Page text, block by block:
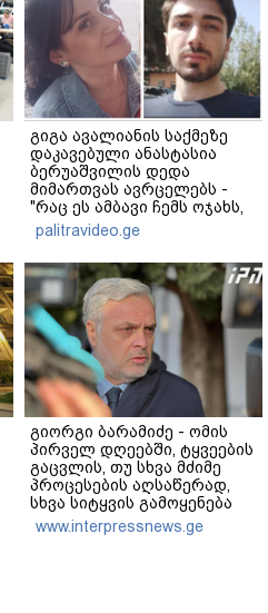
გიგა ავალიანის საქმეზე
დაკავებული ანასტასია
ბერუაშვილის დედა
მიმართვას ავრცელებს -
"რაც ეს ამბავი ჩემს ოჯახს,
ჩემს ანასტასიას გადახდა
თავს, მის მერე მე მე არ
ვარ"
palitravideo.ge
გიორგი ბარამიძე - ომის
პირველ დღეებში, ტყვეების
გაცვლის, თუ სხვა მძიმე
პროცესების აღსაწერად,
სხვა სიტყვის გამოყენება
აჯობებდა - არასდროს
მითქვამს, რომ ჩვენები
www.interpressnews.ge